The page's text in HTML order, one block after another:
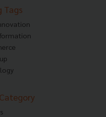
Tags